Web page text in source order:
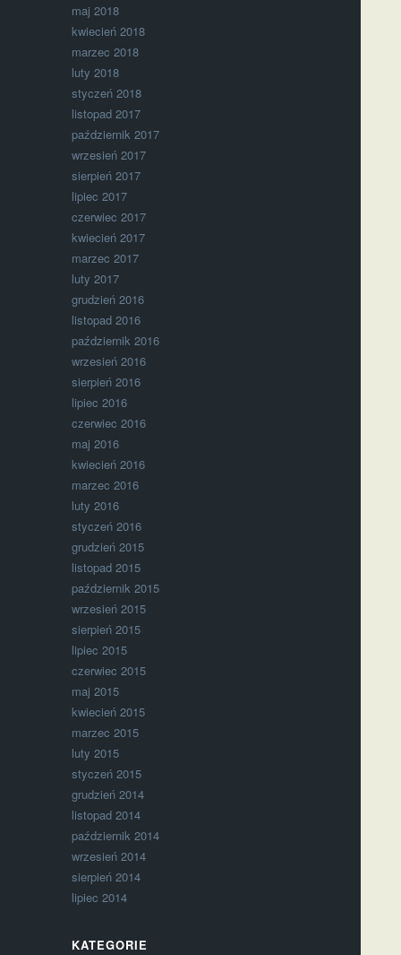
maj 2018
kwiecień 2018
marzec 2018
luty 2018
styczeń 2018
listopad 2017
październik 2017
wrzesień 2017
sierpień 2017
lipiec 2017
czerwiec 2017
kwiecień 2017
marzec 2017
luty 2017
grudzień 2016
listopad 2016
październik 2016
wrzesień 2016
sierpień 2016
lipiec 2016
czerwiec 2016
maj 2016
kwiecień 2016
marzec 2016
luty 2016
styczeń 2016
grudzień 2015
listopad 2015
październik 2015
wrzesień 2015
sierpień 2015
lipiec 2015
czerwiec 2015
maj 2015
kwiecień 2015
marzec 2015
luty 2015
styczeń 2015
grudzień 2014
listopad 2014
październik 2014
wrzesień 2014
sierpień 2014
lipiec 2014
KATEGORIE